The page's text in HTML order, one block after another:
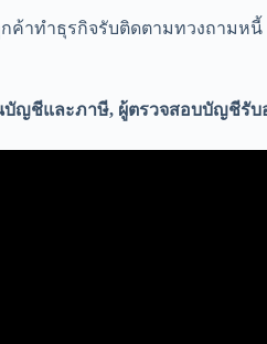
าทำธุรกิจรับติดตามทวงถามหนี้
บัญชีและภาษี, ผู้ตรวจสอบบัญชีรับ